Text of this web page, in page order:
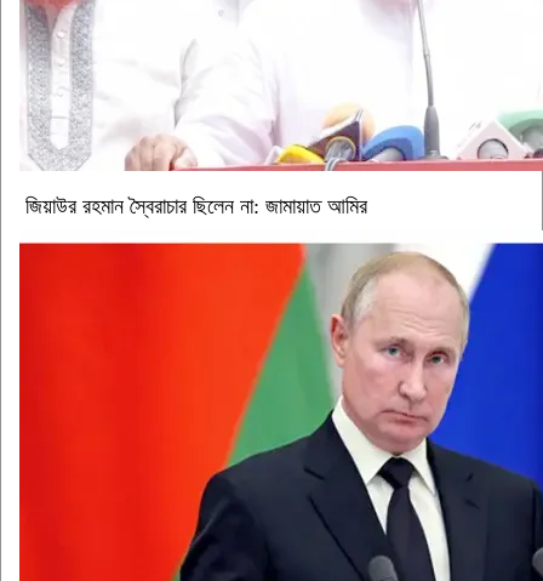
জিয়াউর রহমান স্বৈরাচার ছিলেন না: জামায়াত আমির